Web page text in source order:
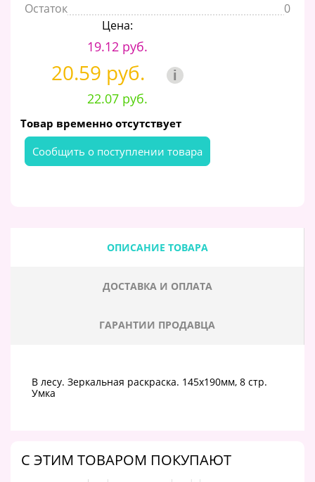
Остаток
0
Цена:
19.12 руб.
20.59 руб. i
22.07 руб.
Товар временно отсутствует
Cообщить о поступлении товара
ОПИСАНИЕ ТОВАРА
ДОСТАВКА И ОПЛАТА
ГАРАНТИИ ПРОДАВЦА
В лесу. Зеркальная раскраска. 145х190мм, 8 стр.
Умка
C ЭТИМ ТОВАРОМ ПОКУПАЮТ